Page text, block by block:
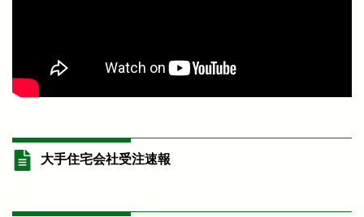
大手住宅会社受注速報